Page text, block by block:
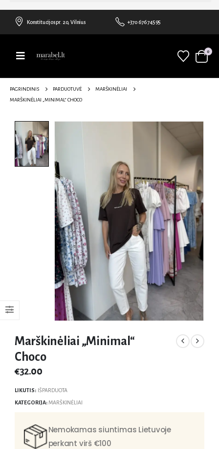
Konstitucijos pr. 20, Vilnius +370 676 74595
0
PAGRINDINIS PARDUOTUVĖ
MARŠKINĖLIAI
MARŠKINĖLIAI „MINIMAL“ CHOCO
Marškinėliai „Minimal“
Choco
€32.00
LIKUTIS: IŠPARDUOTA
KATEGORIJA: MARŠKINĖLIAI
Nemokamas siuntimas Lietuvoje
perkant virš €100